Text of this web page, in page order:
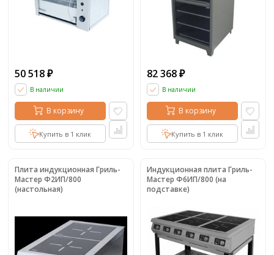
50 518 ₽
В наличии
В корзину
Купить в 1 клик
82 368 ₽
В наличии
В корзину
Купить в 1 клик
Плита индукционная Гриль-
Мастер Ф2ИП/800
(настольная)
Индукционная плита Гриль-
Мастер Ф6ИП/800 (на
подставке)